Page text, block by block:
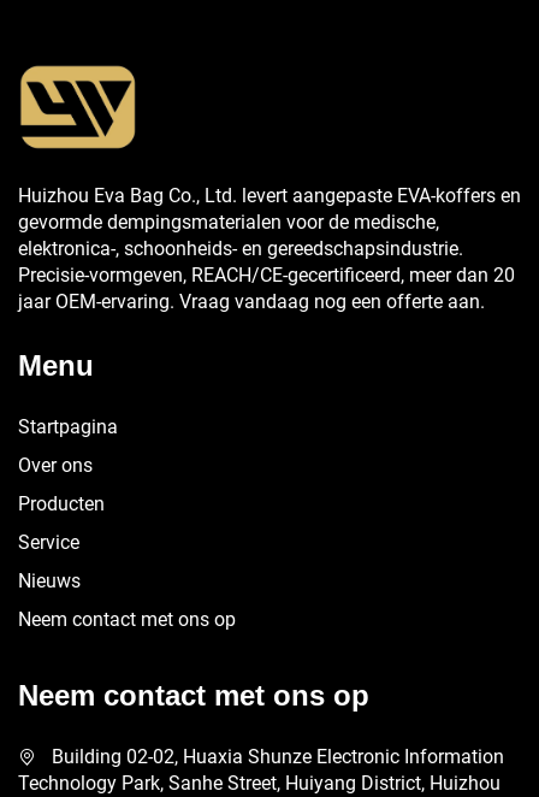
Huizhou Eva Bag Co., Ltd. levert aangepaste EVA-koffers en
gevormde dempingsmaterialen voor de medische,
elektronica-, schoonheids- en gereedschapsindustrie.
Precisie-vormgeven, REACH/CE-gecertificeerd, meer dan 20
jaar OEM-ervaring. Vraag vandaag nog een offerte aan.
Menu
Startpagina
Over ons
Producten
Service
Nieuws
Neem contact met ons op
Neem contact met ons op
Building 02-02, Huaxia Shunze Electronic Information
Technology Park, Sanhe Street, Huiyang District, Huizhou